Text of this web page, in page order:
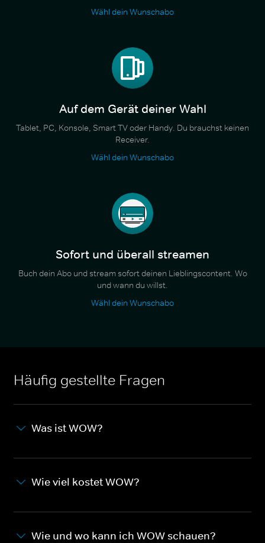
Wähl dein Wunschabo
Auf dem Gerät deiner Wahl
Tablet, PC, Konsole, Smart TV oder Handy. Du brauchst keinen
Receiver.
Wähl dein Wunschabo
Sofort und überall streamen
Buch dein Abo und stream sofort deinen Lieblingscontent. Wo
und wann du willst.
Wähl dein Wunschabo
Häufig gestellte Fragen
Was ist WOW?
Wie viel kostet WOW?
Wie und wo kann ich WOW schauen?